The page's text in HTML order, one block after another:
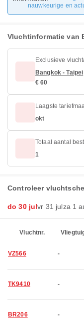
nauwkeurige en
Vluchtinformatie van
Exclusieve
Bangkok - Taipei
€ 60
Laagste
okt
Totaal aantal
1
Controleer
do 30 julvr 31 julza 1
Vluchtnr.
VZ566 -
TK9410 -
BR206 -